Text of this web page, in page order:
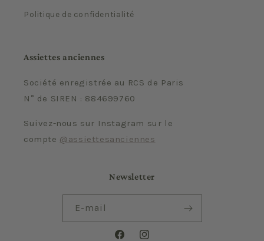
Politique de confidentialité
Assiettes anciennes
Société enregistrée au RCS de Paris
N° de SIREN : 884699760
Suivez-nous sur Instagram sur le
compte @assiettesanciennes
Newsletter
E-mail